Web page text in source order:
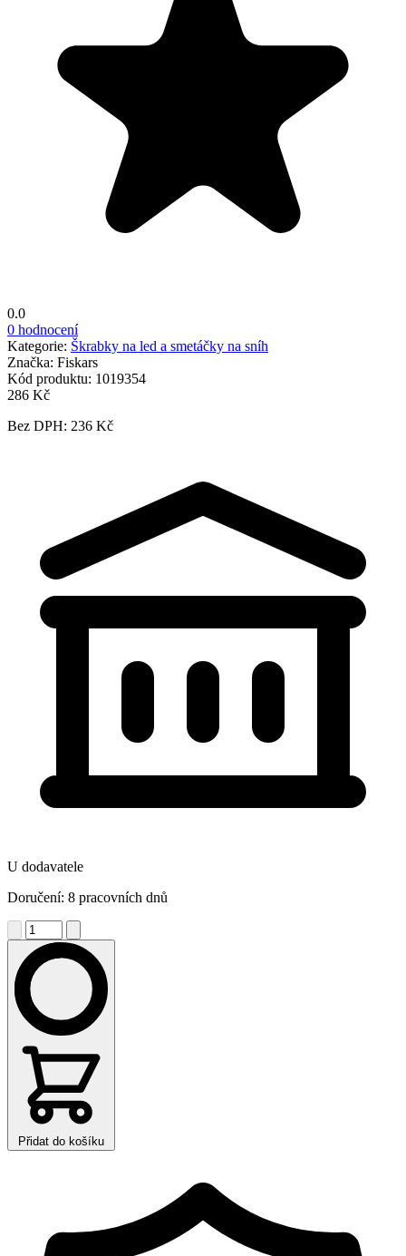
0.0
0 hodnocení
Kategorie: Škrabky na led a smetáčky na sníh
Značka: Fiskars
Kód produktu: 1019354
286 Kč
Bez DPH: 236 Kč
U dodavatele
Doručení: 8 pracovních dnů
Přidat do košíku